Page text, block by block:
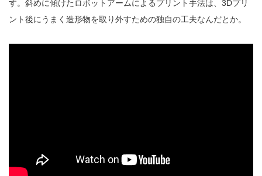
す。斜めに傾けたロボットアームによるプリント手法は、3Dプリ
ント後にうまく造形物を取り外すための独自の工夫なんだとか。